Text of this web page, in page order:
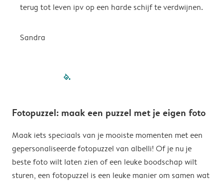
terug tot leven ipv op een harde schijf te verdwijnen.
Sandra
filled-pagination
Fotopuzzel: maak een puzzel met je eigen foto
Maak iets speciaals van je mooiste momenten met een
gepersonaliseerde fotopuzzel van albelli! Of je nu je
beste foto wilt laten zien of een leuke boodschap wilt
sturen, een fotopuzzel is een leuke manier om samen wat